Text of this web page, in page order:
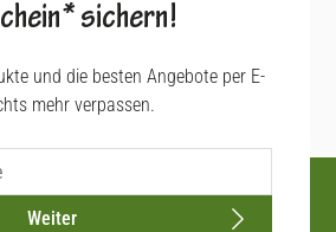
sichern!
und die besten Angebote per E-
mehr verpassen.
Weiter